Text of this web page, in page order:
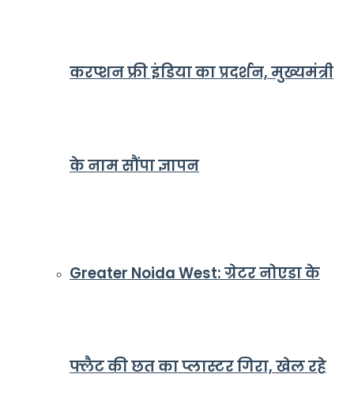
करप्शन फ्री इंडिया का प्रदर्शन, मुख्यमंत्री
के नाम सौंपा ज्ञापन
Greater Noida West: ग्रेटर नोएडा के
फ्लैट की छत का प्लास्टर गिरा, खेल रहे